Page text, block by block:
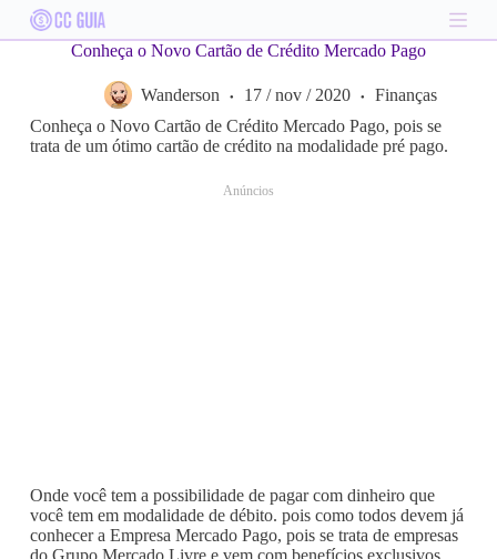
S
k
o
Conheça o Novo Cartão de Crédito Mercado Pago
Wanderson 17 / nov / 2020
Finanças
Conheça o Novo Cartão de Crédito Mercado Pago, pois se
trata de um ótimo cartão de crédito na modalidade pré pago.
Anúncios
Onde você tem a possibilidade de pagar com dinheiro que
você tem em modalidade de débito. pois como todos devem já
conhecer a Empresa Mercado Pago, pois se trata de empresas
do Grupo Mercado Livre e vem com benefícios exclusivos